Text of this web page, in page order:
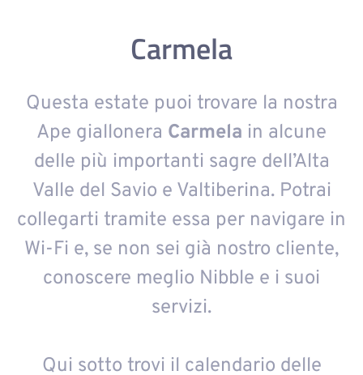
Carmela
Questa estate puoi trovare la nostra
Ape giallonera Carmela in alcune
delle più importanti sagre dell’Alta
Valle del Savio e Valtiberina. Potrai
collegarti tramite essa per navigare in
Wi-Fi e, se non sei già nostro cliente,
conoscere meglio Nibble e i suoi
servizi.
Qui sotto trovi il calendario delle